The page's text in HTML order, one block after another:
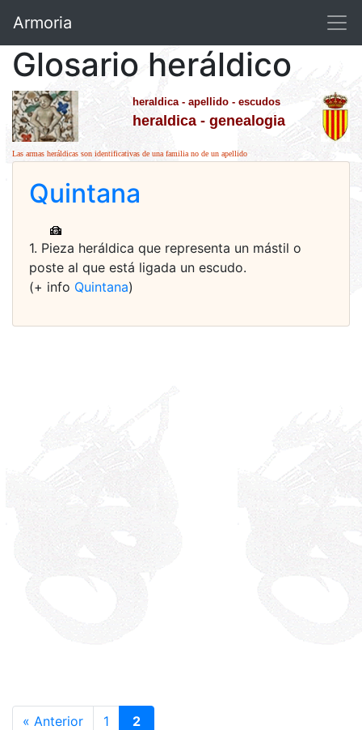
Armoria
Glosario heráldico
heraldica - apellido - escudos
heraldica - genealogia
Las armas heráldicas son identificativas de una familia no de un apellido
Quintana
1. Pieza heráldica que representa un mástil o
poste al que está ligada un escudo.
(+ info Quintana)
« Anterior 1 2